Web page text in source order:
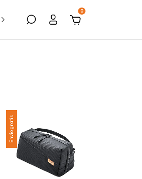
Política de Devolución
0
Envío gratis